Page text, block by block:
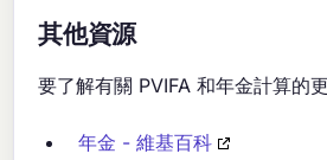
其他資源
要了解有關 PVIFA 和年金計算的
年金 - 維基百科